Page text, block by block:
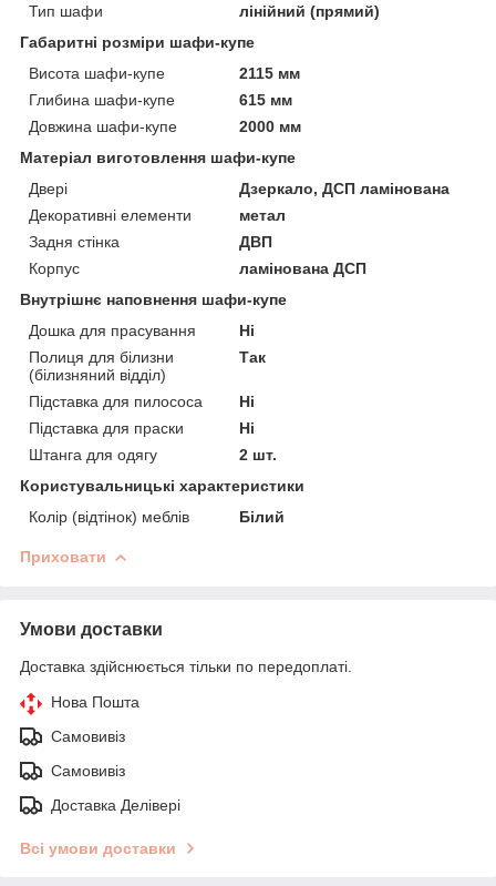
Тип шафи
лінійний (прямий)
Габаритні розміри шафи-купе
Висота шафи-купе
2115 мм
Глибина шафи-купе
615 мм
Довжина шафи-купе
2000 мм
Матеріал виготовлення шафи-купе
Двері
Дзеркало, ДСП ламінована
Декоративні елементи
метал
Задня стінка
ДВП
Корпус
ламінована ДСП
Внутрішнє наповнення шафи-купе
Дошка для прасування
Ні
Полиця для білизни
(білизняний відділ)
Так
Підставка для пилососа
Ні
Підставка для праски
Ні
Штанга для одягу
2 шт.
Користувальницькі характеристики
Колір (відтінок) меблів
Білий
Приховати
Умови доставки
Доставка здійснюється тільки по передоплаті.
Нова Пошта
Самовивіз
Самовивіз
Доставка Делівері
Всі умови доставки